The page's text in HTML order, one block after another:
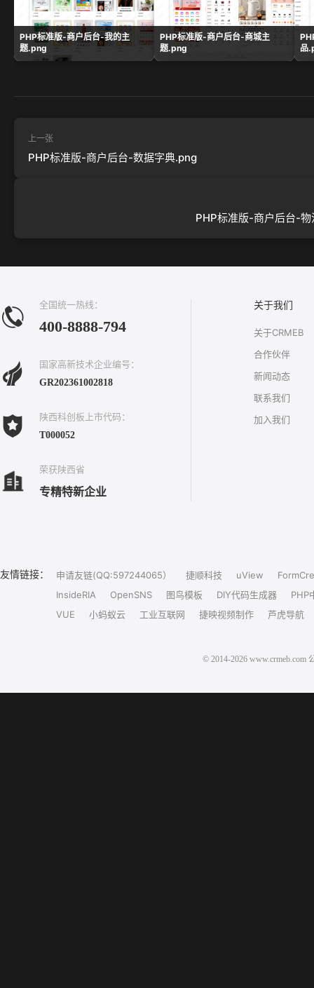
PHP标准版-商户后台-我的主
题.png
PHP标准版-商户后台-商城主
题.png
品
上一张
PHP标准版-商户后台-数据字典.png
PHP标准版-商户后台-
全国统一热线：
400-8888-794
国家高新技术企业编号：
GR202361002818
陕西科创板上市代码：
T000052
荣获陕西省
专精特新企业
关于我们
关于CRMEB
合作伙伴
新闻动态
联系我们
加入我们
友情链接： 申请友链(QQ:597244065） 捷顺科技 uView
InsideRIA
OpenSNS 图鸟模板 DIY代码生成器
PHP
VUE
小蚂蚁云 工业互联网 捷映视频制作 芦虎导航
© 2014-2026